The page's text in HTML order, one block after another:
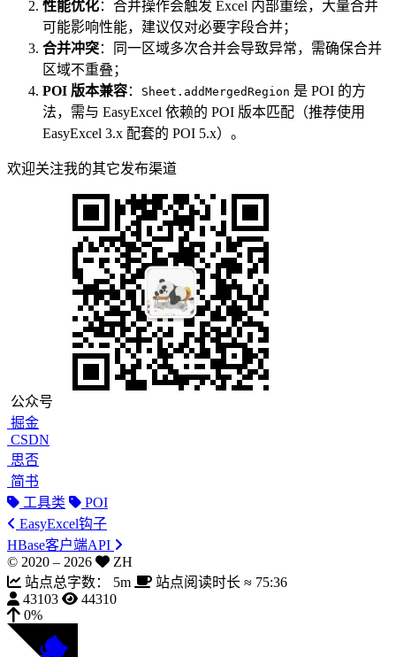
性能优化：合并操作会触发 Excel 内部重绘，大量合并
可能影响性能，建议仅对必要字段合并；
合并冲突：同一区域多次合并会导致异常，需确保合并
区域不重叠；
POI 版本兼容： Sheet.addMergedRegion 是 POI 的方
法，需与 EasyExcel 依赖的 POI 版本匹配（推荐使用
EasyExcel 3.x 配套的 POI 5.x）。
欢迎关注我的其它发布渠道
公众号
掘金
CSDN
思否
简书
工具类
POI
EasyExcel钩子
HBase客户端API
© 2020 – 2026
ZH
站点总字数：
5m 站点阅读时长 ≈ 75:36
43103
44310
0%